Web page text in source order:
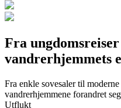
Fra
vandrerhjemmets
Fra enkle sovesaler til
vandrerhjemmene forandret seg
Utflukt